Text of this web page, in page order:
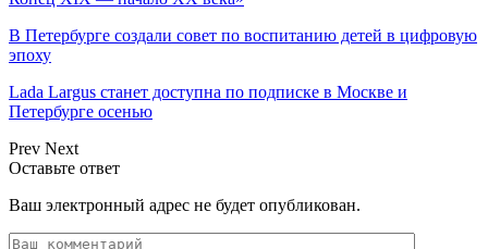
В Петербурге создали совет по воспитанию детей в цифровую
эпоху
Lada Largus станет доступна по подписке в Москве и
Петербурге осенью
Prev Next
Оставьте ответ
Ваш электронный адрес не будет опубликован.